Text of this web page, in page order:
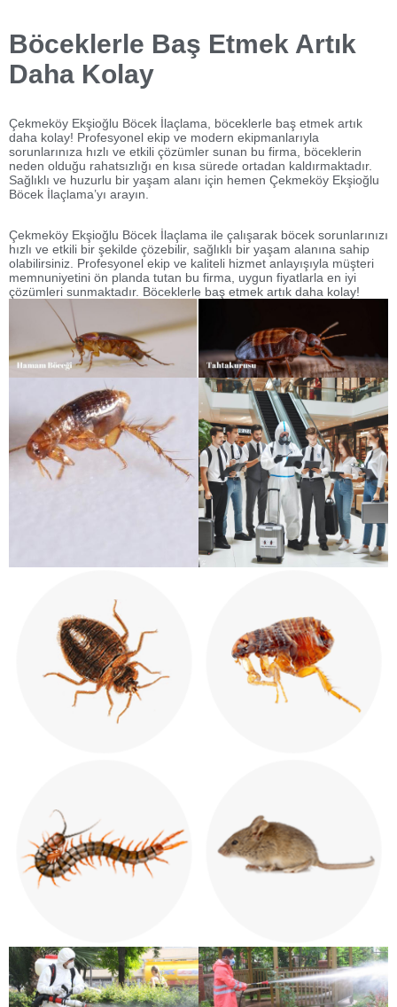
Böceklerle Baş Etmek Artık
Daha Kolay
Çekmeköy Ekşioğlu Böcek İlaçlama, böceklerle baş etmek artık
daha kolay! Profesyonel ekip ve modern ekipmanlarıyla
sorunlarınıza hızlı ve etkili çözümler sunan bu firma, böceklerin
neden olduğu rahatsızlığı en kısa sürede ortadan kaldırmaktadır.
Sağlıklı ve huzurlu bir yaşam alanı için hemen Çekmeköy Ekşioğlu
Böcek İlaçlama’yı arayın.
Çekmeköy Ekşioğlu Böcek İlaçlama ile çalışarak böcek sorunlarınızı
hızlı ve etkili bir şekilde çözebilir, sağlıklı bir yaşam alanına sahip
olabilirsiniz. Profesyonel ekip ve kaliteli hizmet anlayışıyla müşteri
memnuniyetini ön planda tutan bu firma, uygun fiyatlarla en iyi
çözümleri sunmaktadır. Böceklerle baş etmek artık daha kolay!